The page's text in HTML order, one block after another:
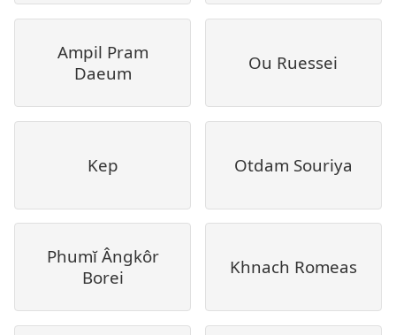
Ampil Pram
Daeum
Ou Ruessei
Kep Otdam Souriya
Phumĭ Ângkôr
Borei
Khnach Romeas